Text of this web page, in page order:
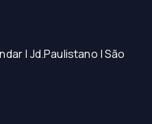
| Jd.Paulistano | São